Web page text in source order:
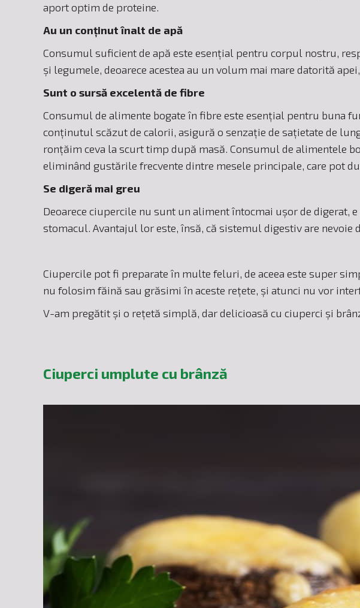
aport optim de proteine.
Au un conținut înalt de apă
Consumul suficient de apă este esențial pentru corpul nostru,
și legumele, deoarece acestea au un volum mai mare datorită
Sunt o sursă excelentă de fibre
Consumul de alimente bogate în fibre este esențial pentru buna
conținutul scăzut de calorii, asigură o senzație de sațietate de
ronțăim ceva la scurt timp după masă. Consumul de alimentele
eliminând gustările frecvente dintre mesele principale, care pot
Se digeră mai greu
Deoarece ciupercile nu sunt un aliment întocmai ușor de digerat,
stomacul. Avantajul lor este, însă, că sistemul digestiv are
Ciupercile pot fi preparate în multe feluri, de aceea este super
nu folosim făină sau grăsimi în aceste rețete, și atunci nu vor
V-am pregătit și o rețetă simplă, dar delicioasă cu ciuperci și
Ciuperci umplute cu brânză